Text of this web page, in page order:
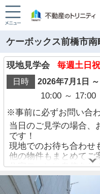
ケーボックス前橋市
現地見学会 毎週土日祝
日時 2026年7月1日
10:00 ～ 17:00
※事前に必ずお問い合
当日のご見学の場合、
です！
現地でのお待ち合わせ
他の物件もまとめてご
住宅ローンに自信あり